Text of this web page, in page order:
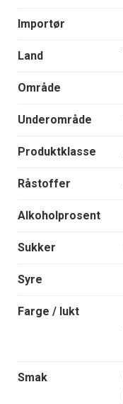
Importør
Land
Område
Underområde
Produktklasse
Råstoffer
Alkoholprosent
Sukker
Syre
Farge / lukt
Smak